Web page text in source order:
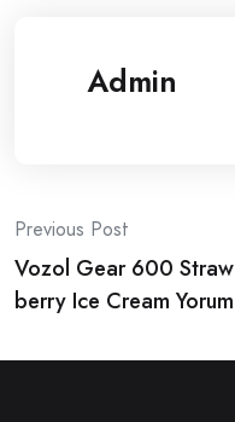
Admin
Post
navigation
Previous Post
Vozol Gear 600 Straw
berry Ice Cream Yorum